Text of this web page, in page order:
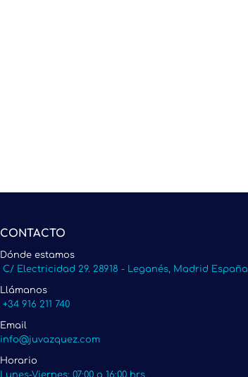
CONTACTO
Dónde estamos
C/ Electricidad 29. 28918 - Leganés, Madrid España
Llámanos
+34 916 211 740
Email
info@juvazquez.com
Horario
Lunes-Viernes: 07:00 a 16:00 hrs.